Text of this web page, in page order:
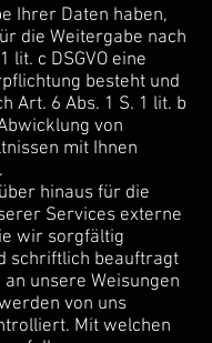
Ihrer Daten haben,
die Weitergabe nach
lit. c DSGVO eine
besteht und
Art. 6 Abs. 1 S. 1 lit. b
von
mit Ihnen
hinaus für die
Services externe
wir sorgfältig
schriftlich beauftragt
an unsere Weisungen
von uns
Mit welchen